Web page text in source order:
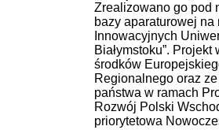
Zrealizowano go pod
bazy aparaturowej
Innowacyjnych
Białymstoku”.
środków
Regionalnego oraz
państwa w ramach
Rozwój Polski
priorytetowa